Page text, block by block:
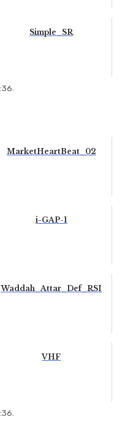
Simple_SR
MarketHeartBeat_02
i-GAP-1
Waddah_Attar_Def_RSI
VHF